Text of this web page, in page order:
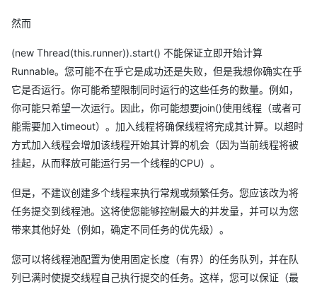
然而
(new Thread(this.runner)).start() 不能保证立即开始计算
Runnable。您可能不在乎它是成功还是失败，但是我想你确实在乎
它是否运行。你可能希望限制同时运行的这些任务的数量。例如，
你可能只希望一次运行。因此，你可能想要join()使用线程（或者可
能需要加入timeout）。加入线程将确保线程将完成其计算。以超时
方式加入线程会增加该线程开始其计算的机会（因为当前线程将被
挂起，从而释放可能运行另一个线程的CPU）。
但是，不建议创建多个线程来执行常规或频繁任务。您应该改为将
任务提交到线程池。这将使您能够控制最大的并发量，并可以为您
带来其他好处（例如，确定不同任务的优先级）。
您可以将线程池​​配置为使用固定长度（有界）的任务队列，并在队
列已满时使提交线程自己执行提交的任务。这样，您可以保证（最